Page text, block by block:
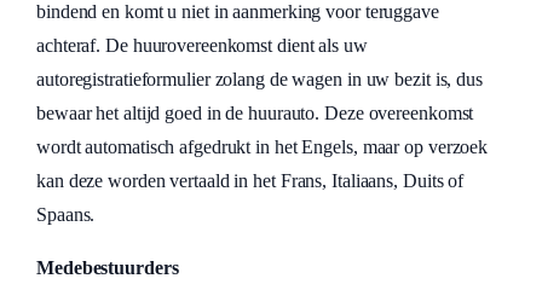
bindend en komt u niet in aanmerking voor teruggave
achteraf. De huurovereenkomst dient als uw
autoregistratieformulier zolang de wagen in uw bezit is, dus
bewaar het altijd goed in de huurauto. Deze overeenkomst
wordt automatisch afgedrukt in het Engels, maar op verzoek
kan deze worden vertaald in het Frans, Italiaans, Duits of
Spaans.
Medebestuurders